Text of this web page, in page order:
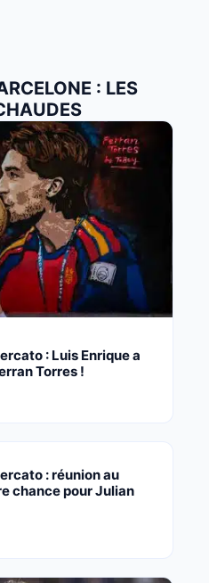
: LES
: Luis Enrique a
Torres !
: réunion au
chance pour Julian